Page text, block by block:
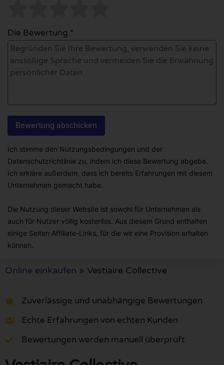
Die Bewertung *
Ich stimme den Nutzungsbedingungen und der
Datenschutzrichtlinie zu, indem ich diese Bewertung abgebe.
Ich erkläre außerdem, dass ich bereits Erfahrungen mit diesem
Unternehmen gemacht habe.
Die Nutzung dieser Website ist sowohl für Unternehmen als
auch für Nutzer völlig kostenlos. Aus diesem Grund enthalten
einige Seiten Affiliate-Links, für die wir eine Provision erhalten
können.
Online einkaufen » Vestiaire Collective
Zuverlässige und unabhängige Bewertungen
Echte Erfahrungen von echten Kunden
Bewertungen werden manuell überprüft